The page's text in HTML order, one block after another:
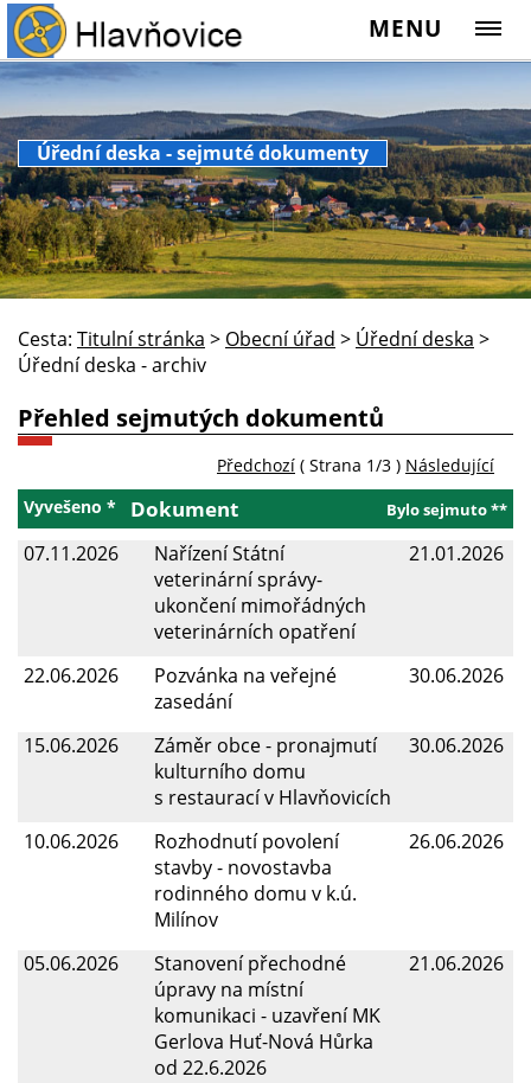
MENU
Úřední deska - sejmuté dokumenty
Cesta: Titulní stránka > Obecní úřad > Úřední deska >
Úřední deska - archiv
Přehled sejmutých dokumentů
Předchozí ( Strana 1/3 ) Následující
Vyvešeno *
Bylo sejmuto **
Dokument
07.11.2026 21.01.2026
Nařízení Státní
veterinární správy-
ukončení mimořádných
veterinárních opatření
22.06.2026
30.06.2026
Pozvánka na veřejné
zasedání
15.06.2026
30.06.2026
Záměr obce - pronajmutí
kulturního domu
s restaurací v Hlavňovicích
10.06.2026
26.06.2026
Rozhodnutí povolení
stavby - novostavba
rodinného domu v k.ú.
Milínov
05.06.2026
21.06.2026
Stanovení přechodné
úpravy na místní
komunikaci - uzavření MK
Gerlova Huť-Nová Hůrka
od 22.6.2026